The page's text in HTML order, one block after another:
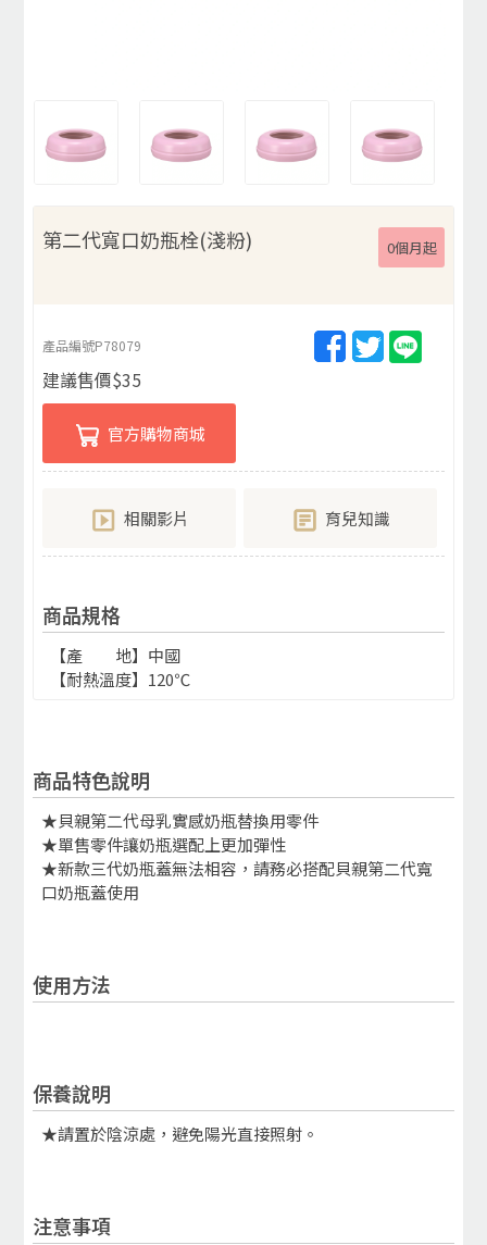
第二代寬口奶瓶栓(淺粉) 0個月起
產品編號P78079
建議售價$35
官方購物商城
相關影片 育兒知識
商品規格
【產 地】中國
【耐熱溫度】120℃
商品特色說明
★貝親第二代母乳實感奶瓶替換用零件
★單售零件讓奶瓶選配上更加彈性
★新款三代奶瓶蓋無法相容，請務必搭配貝親第二代寬
口奶瓶蓋使用
使用方法
保養說明
★請置於陰涼處，避免陽光直接照射。
注意事項